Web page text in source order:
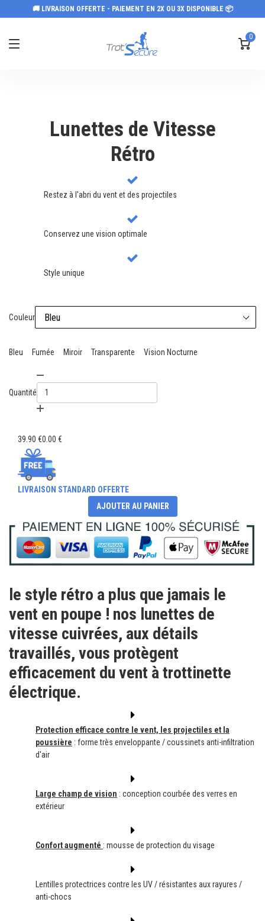
🚚 LIVRAISON OFFERTE - PAIEMENT EN 2X OU 3X DISPONIBLE 📦
0
Lunettes de Vitesse
Rétro
Restez à l'abri du vent et des projectiles
Conservez une vision optimale
Style unique
Couleur
Bleu Fumée Miroir Transparente Vision Nocturne
Quantité
39.90 €0.00 €
LIVRAISON STANDARD OFFERTE
AJOUTER AU PANIER
le style rétro a plus que jamais le
vent en poupe ! nos lunettes de
vitesse cuivrées, aux détails
travaillés, vous protègent
efficacement du vent à trottinette
électrique.
Protection efficace contre le vent, les projectiles et la
poussière : forme très enveloppante /coussinets anti-infiltration
d'air
Large champ de vision : conception courbée des verres en
extérieur
Confort augmenté : mousse de protection du visage
Lentilles protectrices contre les UV / résistantes aux rayures /
anti-chocs